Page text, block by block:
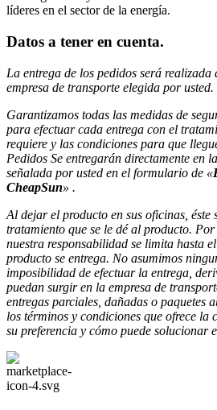
líderes en el sector de la energía.
Datos a tener en cuenta.
La entrega de los pedidos será
empresa de transporte elegida por usted.
Garantizamos todas las medidas de
para efectuarcada entrega con el
requiere y las condiciones para que
Pedidos Se entregarán directamente en
señalada por usted en el formulario de «
CheapSun» .
Al dejar el producto en sus oficinas, éste
tratamiento que se le dé al producto.
nuestra responsabilidad se limita hasta
producto se entrega. No asumimos
imposibilidad de efectuar la entrega,
puedan surgir en la empresa de
entregas parciales, dañadas o paquetes
los términos y condiciones que ofrece la
su preferencia y cómo puede solucionar